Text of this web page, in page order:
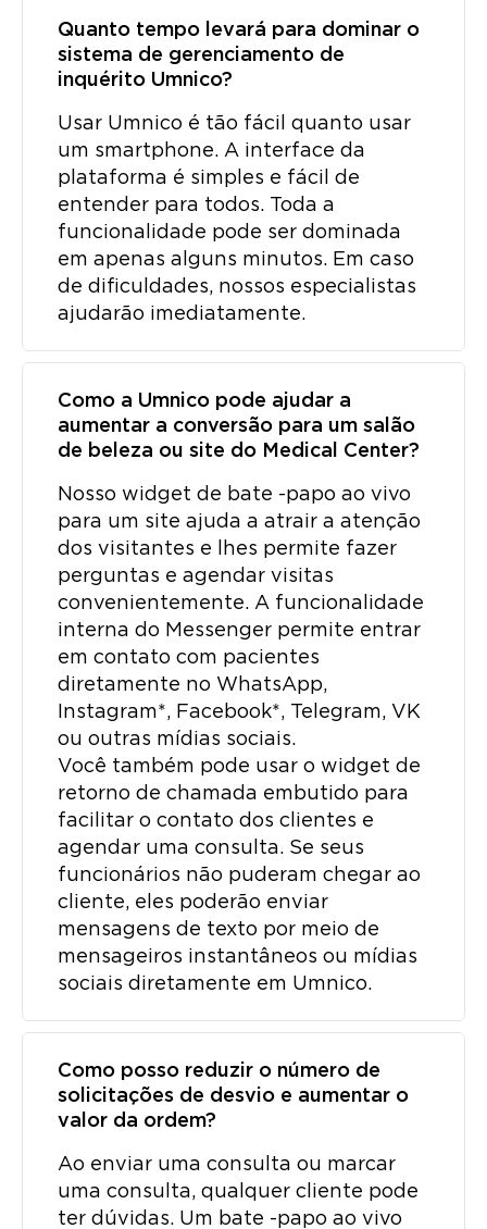
Quanto tempo levará para dominar o
sistema de gerenciamento de
inquérito Umnico?
Usar Umnico é tão fácil quanto usar
um smartphone. A interface da
plataforma é simples e fácil de
entender para todos. Toda a
funcionalidade pode ser dominada
em apenas alguns minutos. Em caso
de dificuldades, nossos especialistas
ajudarão imediatamente.
Como a Umnico pode ajudar a
aumentar a conversão para um salão
de beleza ou site do Medical Center?
Nosso widget de bate -papo ao vivo
para um site ajuda a atrair a atenção
dos visitantes e lhes permite fazer
perguntas e agendar visitas
convenientemente. A funcionalidade
interna do Messenger permite entrar
em contato com pacientes
diretamente no WhatsApp,
Instagram*, Facebook*, Telegram, VK
ou outras mídias sociais.
Você também pode usar o widget de
retorno de chamada embutido para
facilitar o contato dos clientes e
agendar uma consulta. Se seus
funcionários não puderam chegar ao
cliente, eles poderão enviar
mensagens de texto por meio de
mensageiros instantâneos ou mídias
sociais diretamente em Umnico.
Como posso reduzir o número de
solicitações de desvio e aumentar o
valor da ordem?
Ao enviar uma consulta ou marcar
uma consulta, qualquer cliente pode
ter dúvidas. Um bate -papo ao vivo